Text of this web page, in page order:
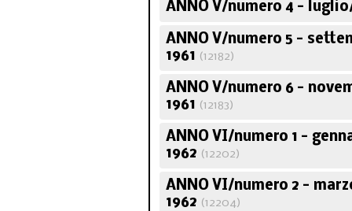
ANNO V/numero 4 -
ANNO V/numero 5 -
1961 (12182)
ANNO V/numero 6 -
1961 (12183)
ANNO VI/numero 1 -
1962 (12202)
ANNO VI/numero 2 -
1962 (12204)